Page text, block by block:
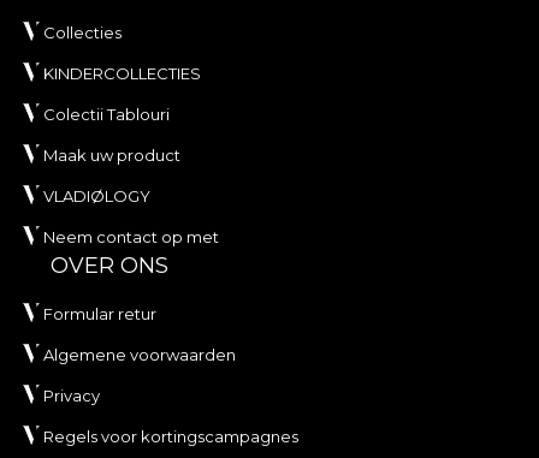
Collecties
KINDERCOLLECTIES
Colectii Tablouri
Maak uw product
VLADIØLOGY
Neem contact op met
OVER ONS
Formular retur
Algemene voorwaarden
Privacy
Regels voor kortingscampagnes